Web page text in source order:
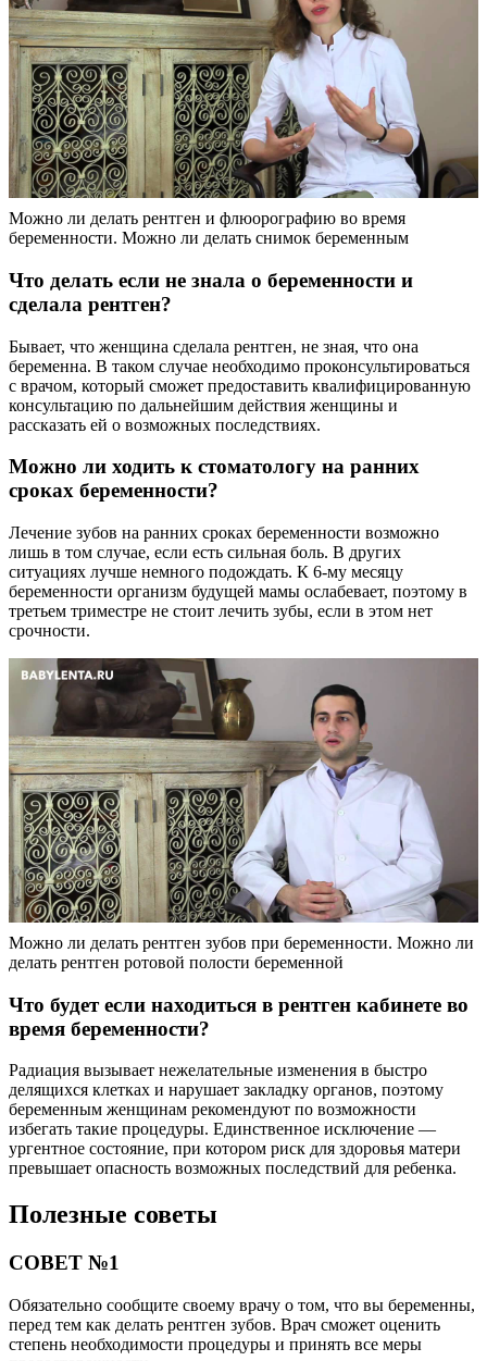
Можно ли делать рентген и флюорографию во время
беременности. Можно ли делать снимок беременным
Что делать если не знала о беременности и
сделала рентген?
Бывает, что женщина сделала рентген, не зная, что она
беременна. В таком случае необходимо проконсультироваться
с врачом, который сможет предоставить квалифицированную
консультацию по дальнейшим действия женщины и
рассказать ей о возможных последствиях.
Можно ли ходить к стоматологу на ранних
сроках беременности?
Лечение зубов на ранних сроках беременности возможно
лишь в том случае, если есть сильная боль. В других
ситуациях лучше немного подождать. К 6-му месяцу
беременности организм будущей мамы ослабевает, поэтому в
третьем триместре не стоит лечить зубы, если в этом нет
срочности.
Можно ли делать рентген зубов при беременности. Можно ли
делать рентген ротовой полости беременной
Что будет если находиться в рентген кабинете во
время беременности?
Радиация вызывает нежелательные изменения в быстро
делящихся клетках и нарушает закладку органов, поэтому
беременным женщинам рекомендуют по возможности
избегать такие процедуры. Единственное исключение —
ургентное состояние, при котором риск для здоровья матери
превышает опасность возможных последствий для ребенка.
Полезные советы
СОВЕТ №1
Обязательно сообщите своему врачу о том, что вы беременны,
перед тем как делать рентген зубов. Врач сможет оценить
степень необходимости процедуры и принять все меры